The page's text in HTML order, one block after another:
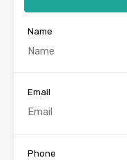
Name
Email
Phone